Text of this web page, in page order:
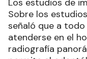
Los estudios de
Sobre los
señaló que a
atenderse en el
radiografía